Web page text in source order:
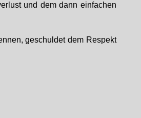
und dem dann einfachen
geschuldet dem Respekt